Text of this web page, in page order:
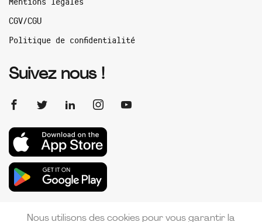
CGV/CGU
Politique de confidentialité
Suivez nous !
Nous utilisons des cookies pour vous garantir la